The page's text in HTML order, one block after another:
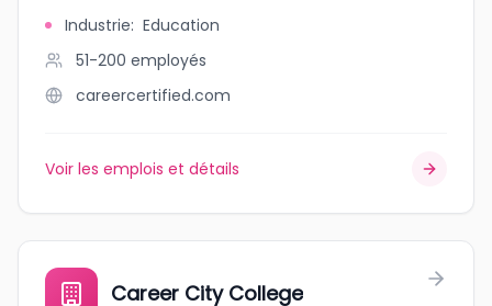
Industrie: Education
51-200 employés
careercertified.com
Voir les emplois et détails
Career City College